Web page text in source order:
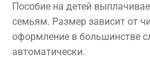
Пособие на детей
семьям. Размер зависит от
оформление в большинстве
автоматически.